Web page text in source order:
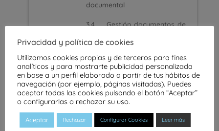
documental
3.4 Gestión documentos de
garantía
3.5 Seguimiento de ensayos
3.6 Seguimiento ensayos
Hormigón
laboratorio
Privacidad y política de cookies
Utilizamos cookies propias y de terceros para fines
analíticos y para mostrarte publicidad personalizada
en base a un perfil elaborado a partir de tus hábitos de
navegación (por ejemplo, páginas visitadas). Puedes
aceptar todas las cookies pulsando el botón “Aceptar”
o configurarlas o rechazar su uso.
Aceptar Rechazar Configurar Cookies Leer más